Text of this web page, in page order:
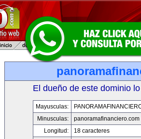
El dueño de este dominio
Mayusculas:
Minusculas:
panoramafinanciero.com
Longitud:
18 caracteres